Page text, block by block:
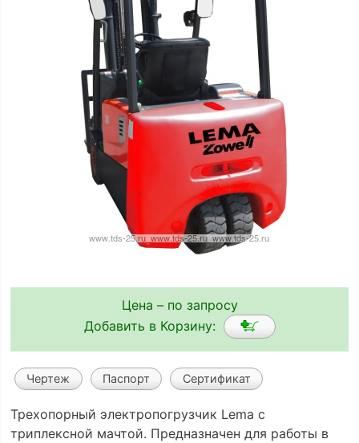
Цена – по запросу
Добавить в Корзину:
Чертеж Паспорт Сертификат
Трехопорный электропогрузчик Lema с
триплексной мачтой. Предназначен для работы в